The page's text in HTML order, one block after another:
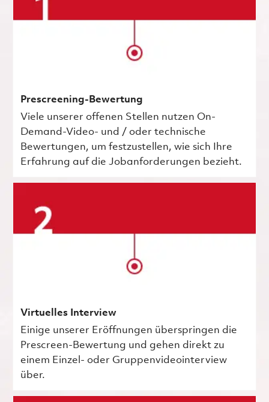
Prescreening-Bewertung
Viele unserer offenen Stellen nutzen On-
Demand-Video- und / oder technische
Bewertungen, um festzustellen, wie sich Ihre
Erfahrung auf die Jobanforderungen bezieht.
Virtuelles Interview
Einige unserer Eröffnungen überspringen die
Prescreen-Bewertung und gehen direkt zu
einem Einzel- oder Gruppenvideointerview
über.